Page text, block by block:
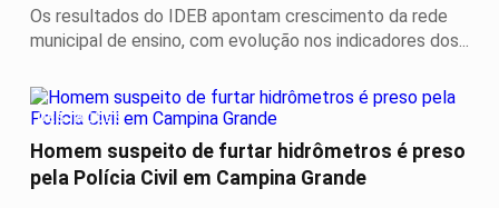
Os resultados do IDEB apontam crescimento da rede
municipal de ensino, com evolução nos indicadores dos...
DESTAQUES
Homem suspeito de furtar hidrômetros é preso
pela Polícia Civil em Campina Grande